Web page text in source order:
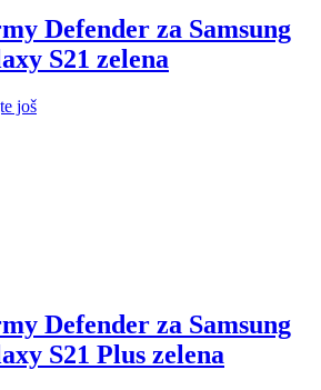
Defender za Samsung
S21 zelena
još
Defender za Samsung
S21 Plus zelena